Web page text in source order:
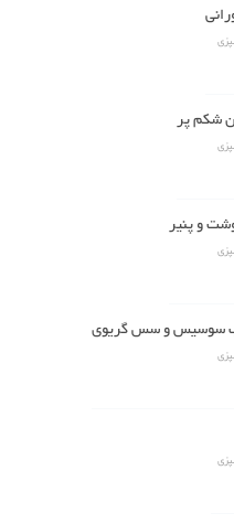
شکم پر
و پنیر
سوسیس و سس گریوی